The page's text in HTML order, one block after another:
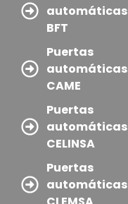
automáticas
BFT
Puertas
automáticas
CAME
Puertas
automáticas
CELINSA
Puertas
automáticas